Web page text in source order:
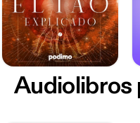
Audiolibros